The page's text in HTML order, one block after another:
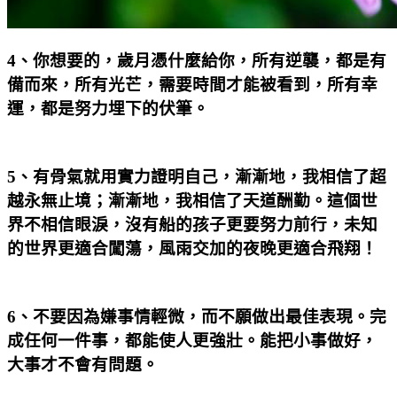
4 、你想要的，歲月憑什麼給你，所有逆襲，都是有
備而來，所有光芒，需要時間才能被看到，所有幸
運，都是努力埋下的伏筆。
5 、有骨氣就用實力證明自己，漸漸地，我相信了超
越永無止境；漸漸地，我相信了天道酬勤。這個世
界不相信眼淚，沒有船的孩子更要努力前行，未知
的世界更適合闖蕩，風雨交加的夜晚更適合飛翔！
6 、不要因為嫌事情輕微，而不願做出最佳表現。完
成任何一件事，都能使人更強壯。能把小事做好，
大事才不會有問題。